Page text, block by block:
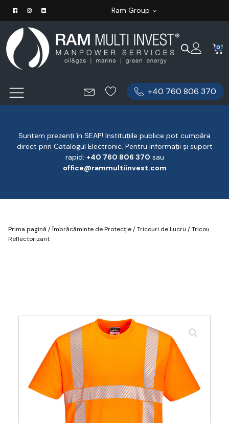
Ram Group
0
+40 760 806 370
Suntem prezenți în SEAP! Instituțiile publice pot cumpăra
direct prin Catalogul Electronic. Pentru informații și suport
rapid: ‪+40 760 806 370 ‬ sau
office@rammultiinvest.com
Prima pagină /Îmbrăcăminte de Protecție/Tricouri de Lucru / Tricou
Reflectorizant